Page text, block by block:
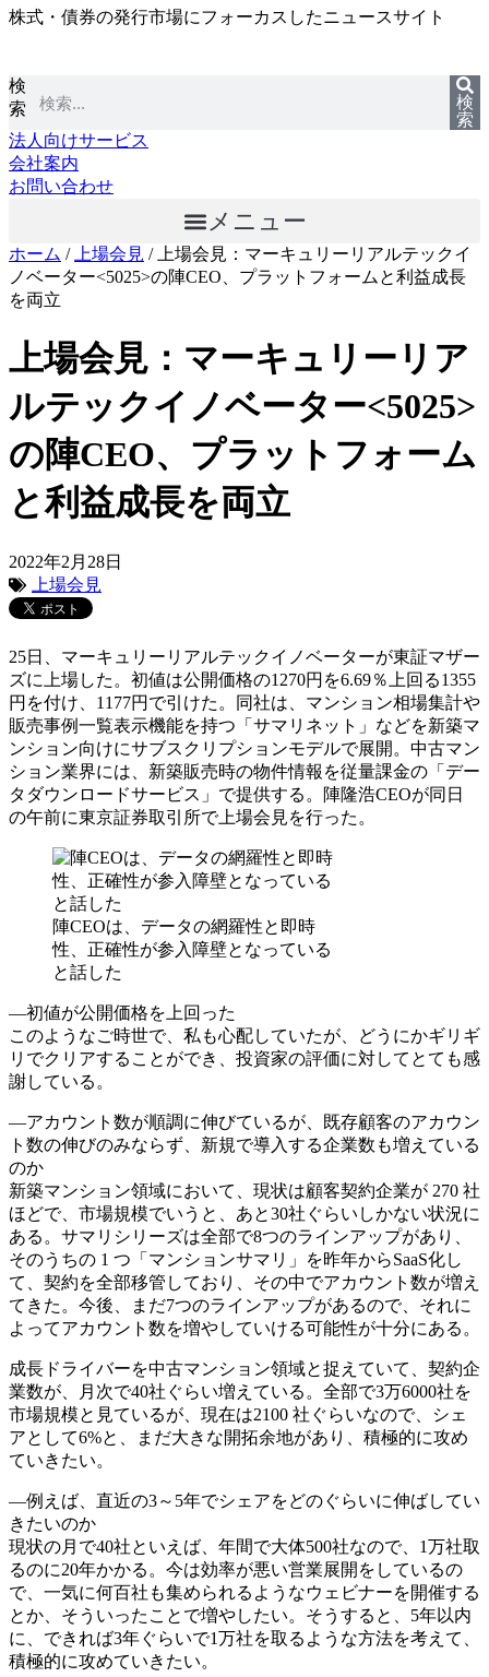
コ
ン
ツ
に
ス
キ
ッ
株式・債券の発行市場にフォーカスしたニュースサイト
検
索
検
索
法人向けサービス
会社案内
お問い合わせ
メニュー
ホーム / 上場会見 /
上場会見：マーキュリーリアルテックイ
ノベーター<5025>の陣CEO、プラットフォームと利益成長
を両立
上場会見：マーキュリーリア
ルテックイノベーター<5025>
の陣CEO、プラットフォーム
と利益成長を両立
2022年2月28日
上場会見
25日、マーキュリーリアルテックイノベーターが東証マザー
ズに上場した。初値は公開価格の1270円を6.69％上回る1355
円を付け、1177円で引けた。同社は、マンション相場集計や
販売事例一覧表示機能を持つ「サマリネット」などを新築マ
ンション向けにサブスクリプションモデルで展開。中古マン
ション業界には、新築販売時の物件情報を従量課金の「デー
タダウンロードサービス」で提供する。陣隆浩CEOが同日
の午前に東京証券取引所で上場会見を行った。
陣CEOは、データの網羅性と即時
性、正確性が参入障壁となっている
と話した
―初値が公開価格を上回った
このようなご時世で、私も心配していたが、どうにかギリギ
リでクリアすることができ、投資家の評価に対してとても感
謝している。
―アカウント数が順調に伸びているが、既存顧客のアカウン
ト数の伸びのみならず、新規で導入する企業数も増えている
のか
新築マンション領域において、現状は顧客契約企業が 270 社
ほどで、市場規模でいうと、あと30社ぐらいしかない状況に
ある。サマリシリーズは全部で8つのラインアップがあり、
そのうちの 1 つ「マンションサマリ」を昨年からSaaS化し
て、契約を全部移管しており、その中でアカウント数が増え
てきた。今後、まだ7つのラインアップがあるので、それに
よってアカウント数を増やしていける可能性が十分にある。
成長ドライバーを中古マンション領域と捉えていて、契約企
業数が、月次で40社ぐらい増えている。全部で3万6000社を
市場規模と見ているが、現在は2100 社ぐらいなので、シェ
アとして6%と、まだ大きな開拓余地があり、積極的に攻め
ていきたい。
―例えば、直近の3～5年でシェアをどのぐらいに伸ばしてい
きたいのか
現状の月で40社といえば、年間で大体500社なので、1万社取
るのに20年かかる。今は効率が悪い営業展開をしているの
で、一気に何百社も集められるようなウェビナーを開催する
とか、そういったことで増やしたい。そうすると、5年以内
に、できれば3年ぐらいで1万社を取るような方法を考えて、
積極的に攻めていきたい。